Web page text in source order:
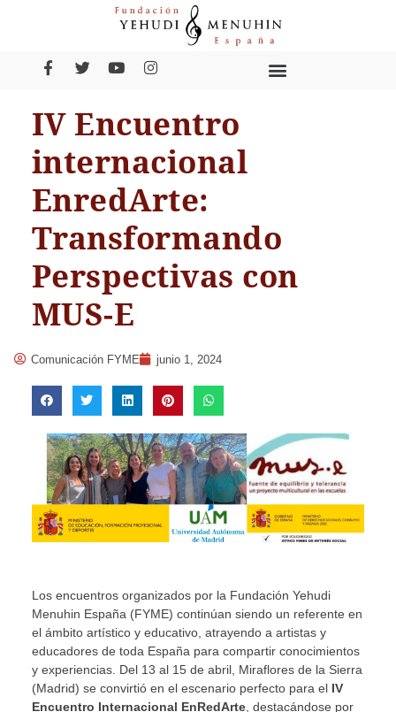
IV Encuentro
internacional
EnredArte:
Transformando
Perspectivas con
MUS-E
Comunicación FYME junio 1, 2024
Los encuentros organizados por la Fundación Yehudi
Menuhin España (FYME) continúan siendo un referente en
el ámbito artístico y educativo, atrayendo a artistas y
educadores de toda España para compartir conocimientos
y experiencias. Del 13 al 15 de abril, Miraflores de la Sierra
(Madrid) se convirtió en el escenario perfecto para el IV
Encuentro Internacional EnRedArte, destacándose por